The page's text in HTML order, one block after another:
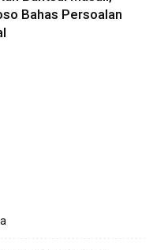
Bahas Persoalan